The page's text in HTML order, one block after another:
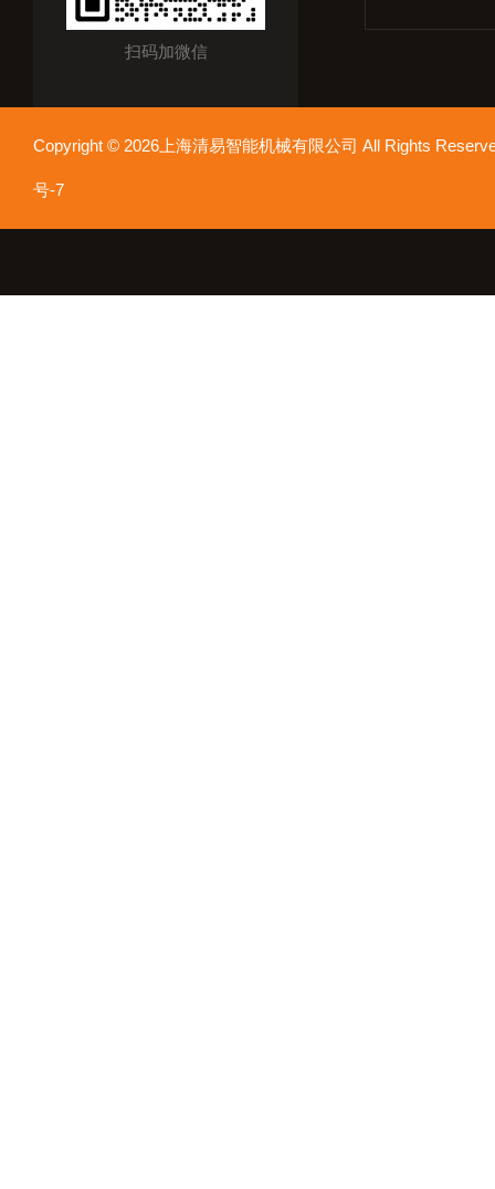
扫码加微信
Copyright © 2026上海清易智能机械有限公司 All Rights
号-7